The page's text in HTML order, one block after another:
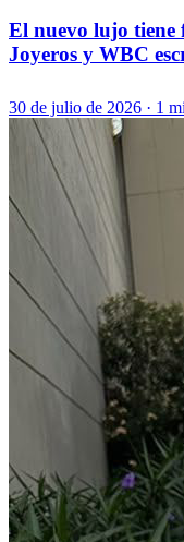
El nuevo lujo tiene
Joyeros y WBC
30 de julio de 2026 · 1